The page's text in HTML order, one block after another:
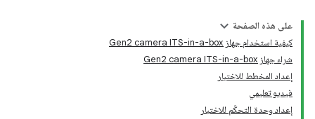
على هذه الصفحة
كيفية استخدام جهاز Gen2 camera ITS-in-a-box
شراء جهاز Gen2 camera ITS-in-a-box
إعداد المخطط للاختبار
فيديو تعليمي
إعداد وحدة التحكّم للاختبار